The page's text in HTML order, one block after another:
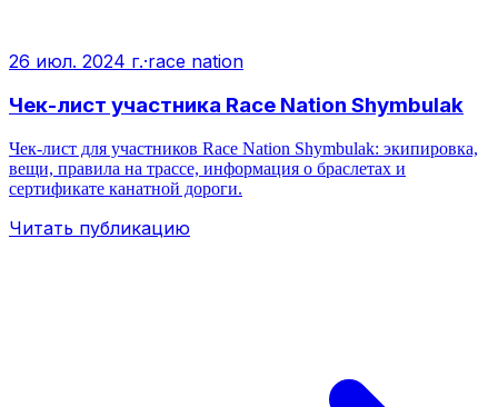
26 июл. 2024 г.·race nation
Чек-лист участника Race Nation Shymbulak
Чек‑лист для участников Race Nation Shymbulak: экипировка,
вещи, правила на трассе, информация о браслетах и
сертификате канатной дороги.
Читать публикацию